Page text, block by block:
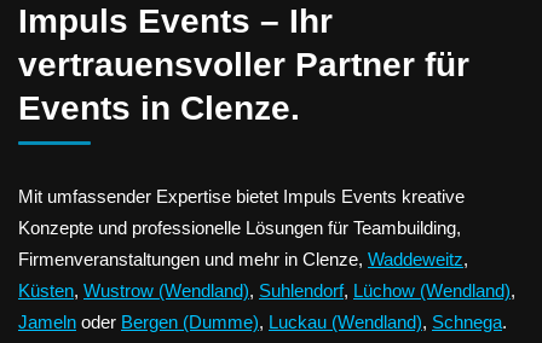
Impuls Events – Ihr
vertrauensvoller Partner für
Events in Clenze.
Mit umfassender Expertise bietet Impuls Events kreative
Konzepte und professionelle Lösungen für Teambuilding,
Firmenveranstaltungen und mehr in Clenze, Waddeweitz,
Küsten, Wustrow (Wendland), Suhlendorf, Lüchow (Wendland),
Jameln oder Bergen (Dumme), Luckau (Wendland), Schnega.